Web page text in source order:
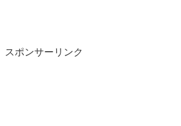
スポンサーリンク